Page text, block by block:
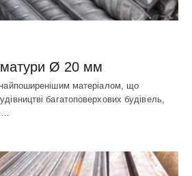
Ø 20 мм
найпоширенішим матеріалом, що
багатоповерхових будівель,